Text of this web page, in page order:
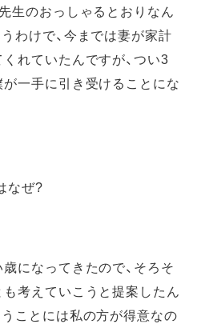
生のおっしゃるとおりなん
わけで、今までは妻が家計
れていたんですが、つい3
一手に引き受けることにな
なぜ?
になってきたので、そろそ
考えていこうと提案したん
ことには私の方が得意なの